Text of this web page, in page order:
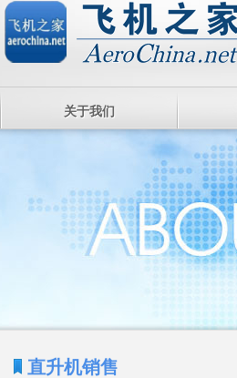
关于我们
直升机销售